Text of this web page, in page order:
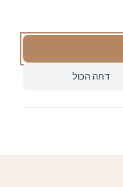
דחה הכול